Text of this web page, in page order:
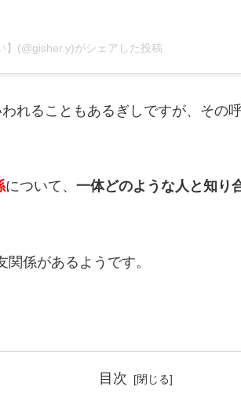
】(@gisher.y)がシェアした投稿
れることもあるぎしですが、その
について、 一体どのような人と知り
係があるようです。
目次